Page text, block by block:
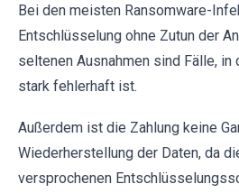
Bei den meisten Ransomware-
Entschlüsselung ohne Zutun der
seltenen Ausnahmen sind Fälle, in
stark fehlerhaft ist.
Außerdem ist die Zahlung keine
Wiederherstellung der Daten, da
versprochenen